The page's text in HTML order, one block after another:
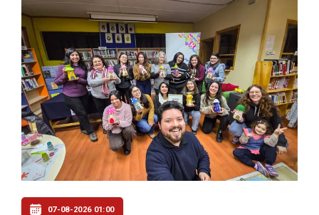
07-08-2026 01:00